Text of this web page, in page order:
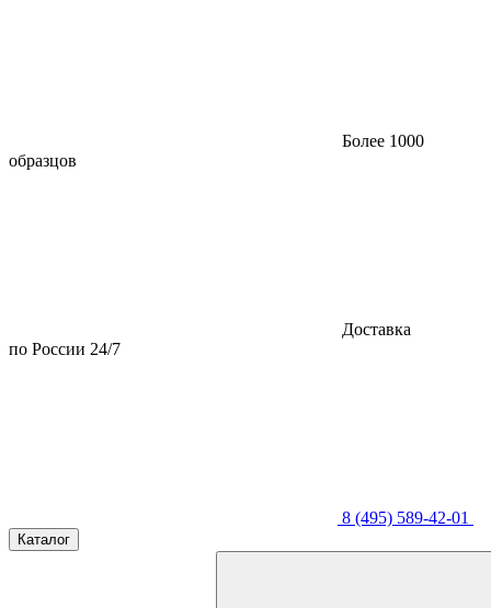
Более 1000
образцов
Доставка
по России 24/7
8 (495) 589-42-01
Каталог